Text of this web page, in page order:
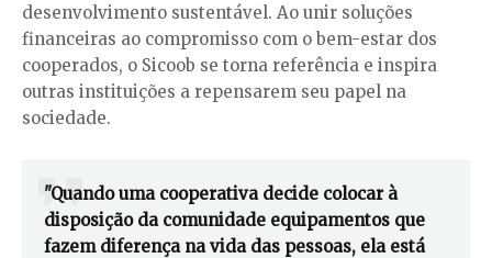
desenvolvimento sustentável. Ao unir soluções
financeiras ao compromisso com o bem-estar dos
cooperados, o Sicoob se torna referência e inspira
outras instituições a repensarem seu papel na
sociedade.
"Quando uma cooperativa decide colocar à
disposição da comunidade equipamentos que
fazem diferença na vida das pessoas, ela está